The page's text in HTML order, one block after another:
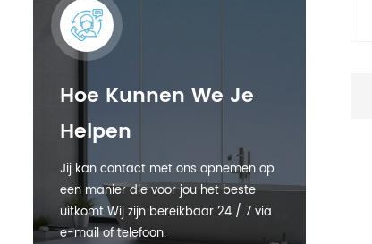
Hoe Kunnen We Je
Helpen
Jij kan contact met ons opnemen op
een manier die voor jou het beste
uitkomt Wij zijn bereikbaar 24 / 7 via
e-mail of telefoon.